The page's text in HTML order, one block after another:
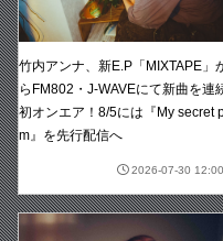
竹内アンナ、新E.P「MIXTAPE」
らFM802・J-WAVEにて新曲を連
初オンエア！8/5には『My secret
m』を先行配信へ
2026-07-30 12:00